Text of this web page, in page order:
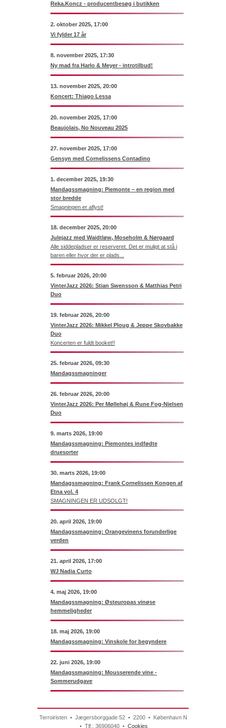
Reka.Koncz - producentbesøg i butikken
2. oktober 2025, 17:00
Vi fylder 17 år
8. november 2025, 17:30
Ny mad fra Harlo & Meyer - introtilbud!
13. november 2025, 20:00
Koncert: Thiago Lessa
20. november 2025, 17:00
Beaujolais, No Nouveau 2025
27. november 2025, 17:00
Gensyn med Cornelissens Contadino
1. december 2025, 19:30
Mandagssmagning: Piemonte – en region med
stor bredde
Smagningen er aflyst!
18. december 2025, 20:00
Julejazz med Waidtløw, Moseholm & Nørgaard
Alle siddepladser er reserveret. Det er muligt at stå i
baren eller hvor der er plads...
5. februar 2026, 20:00
VinterJazz 2026: Stian Swensson & Matthias Petri
Duo
19. februar 2026, 20:00
VinterJazz 2026: Mikkel Ploug & Jeppe Skovbakke
Duo
Koncerten er fuldt booket!!
25. februar 2026, 09:30
Mandagssmagninger
26. februar 2026, 20:00
VinterJazz 2026: Per Møllehøj & Rune Fog-Nielsen
Duo
9. marts 2026, 19:00
Mandagssmagning: Piemontes indfødte
druesorter
30. marts 2026, 19:00
Mandagssmagning: Frank Cornelissen Kongen af
Etna vol. 4
SMAGNINGEN ER UDSOLGT!
20. april 2026, 19:00
Mandagssmagning: Orangevinens forunderlige
verden
21. april 2026, 17:00
WJ Nadia Curto
4. maj 2026, 19:00
Mandagssmagning: Østeuropas vinøse
hemmeligheder
18. maj 2026, 19:00
Mandagssmagning: Vinskole for begyndere
22. juni 2026, 19:00
Mandagssmagning: Mousserende vine -
Sommerudgave
Terroiristen • Jægersborggade 52 • 2200 • København N
• Tlf.: 36906040 • Cookies